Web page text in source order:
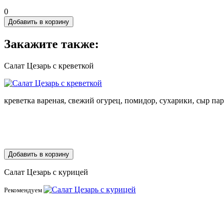
0
Добавить в корзину
Закажите также:
Салат Цезарь с креветкой
креветка вареная, свежий огурец, помидор, сухарики, сыр
Добавить в корзину
Салат Цезарь с курицей
Рекомендуем